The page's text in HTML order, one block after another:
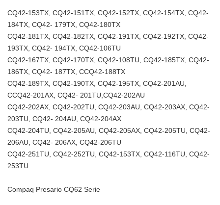
CQ42-153TX, CQ42-151TX, CQ42-152TX, CQ42-154TX, CQ42-
184TX, CQ42- 179TX, CQ42-180TX
CQ42-181TX, CQ42-182TX, CQ42-191TX, CQ42-192TX, CQ42-
193TX, CQ42- 194TX, CQ42-106TU
CQ42-167TX, CQ42-170TX, CQ42-108TU, CQ42-185TX, CQ42-
186TX, CQ42- 187TX, CCQ42-188TX
CQ42-189TX, CQ42-190TX, CQ42-195TX, CQ42-201AU,
CCQ42-201AX, CQ42- 201TU,CQ42-202AU
CQ42-202AX, CQ42-202TU, CQ42-203AU, CQ42-203AX, CQ42-
203TU, CQ42- 204AU, CQ42-204AX
CQ42-204TU, CQ42-205AU, CQ42-205AX, CQ42-205TU, CQ42-
206AU, CQ42- 206AX, CQ42-206TU
CQ42-251TU, CQ42-252TU, CQ42-153TX, CQ42-116TU, CQ42-
253TU
Compaq Presario CQ62 Serie